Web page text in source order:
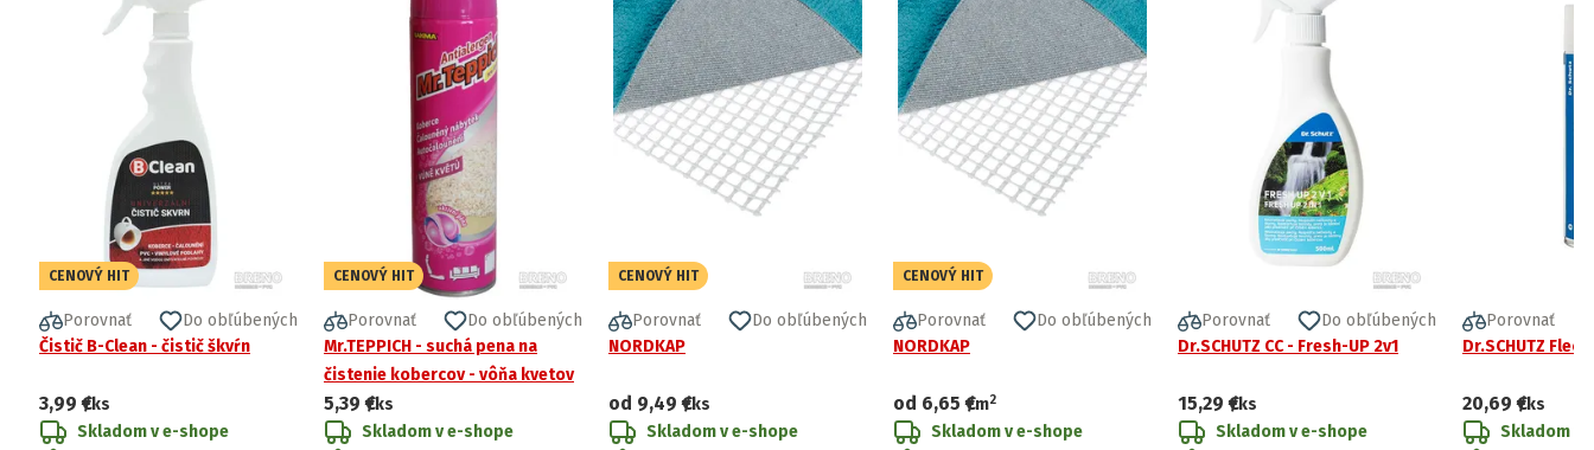
CENOVÝ HIT
Porovnať
Do obľúbených
Čistič B-Clean - čistič škvŕn
3,99 €/ks
Skladom v e-shope
CENOVÝ HIT
Porovnať
Do obľúbených
Mr.TEPPICH - suchá pena na
čistenie kobercov - vôňa kvetov
5,39 €/ks
Skladom v e-shope
CENOVÝ HIT
Porovnať
Do obľúbených
NORDKAP
od 9,49 €/ks
Skladom v e-shope
CENOVÝ HIT
Porovnať
Do obľúbených
NORDKAP
od 6,65 €
/m2
Skladom v e-shope
Porovnať
Do obľúbených
Dr.SCHUTZ CC - Fresh-UP 2v1
15,29 €/ks
Skladom v e-shope
Porovnať
Dr.SCHUTZ
20,69 €/ks
Skladom v